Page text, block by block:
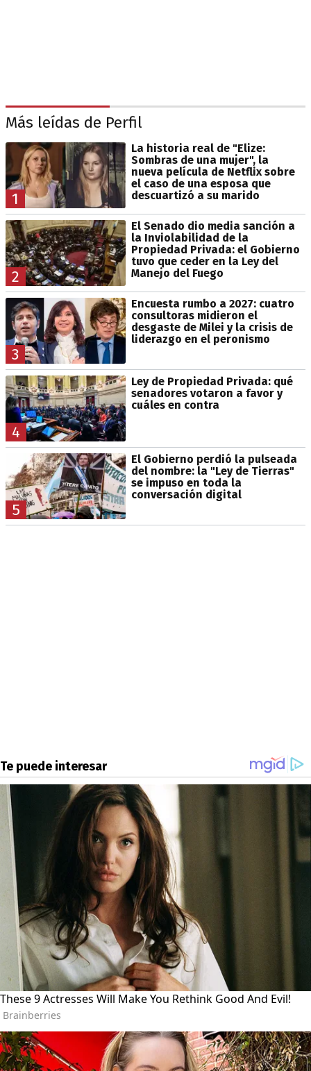
Más leídas de Perfil
1
La historia real de "Elize:
Sombras de una mujer", la
nueva película de Netflix sobre
el caso de una esposa que
descuartizó a su marido
2
El Senado dio media sanción a
la Inviolabilidad de la
Propiedad Privada: el Gobierno
tuvo que ceder en la Ley del
Manejo del Fuego
3
Encuesta rumbo a 2027: cuatro
consultoras midieron el
desgaste de Milei y la crisis de
liderazgo en el peronismo
4
Ley de Propiedad Privada: qué
senadores votaron a favor y
cuáles en contra
5
El Gobierno perdió la pulseada
del nombre: la "Ley de Tierras"
se impuso en toda la
conversación digital